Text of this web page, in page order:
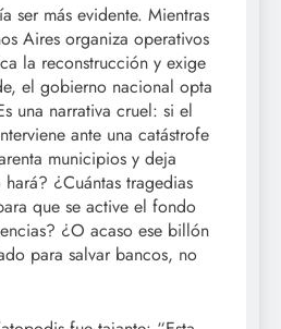
ser más evidente. Mientras
Aires organiza operativos
la reconstrucción y exige
el gobierno nacional opta
una narrativa cruel: si el
ante una catástrofe
municipios y deja
¿Cuántas tragedias
que se active el fondo
¿O acaso ese billón
para salvar bancos, no